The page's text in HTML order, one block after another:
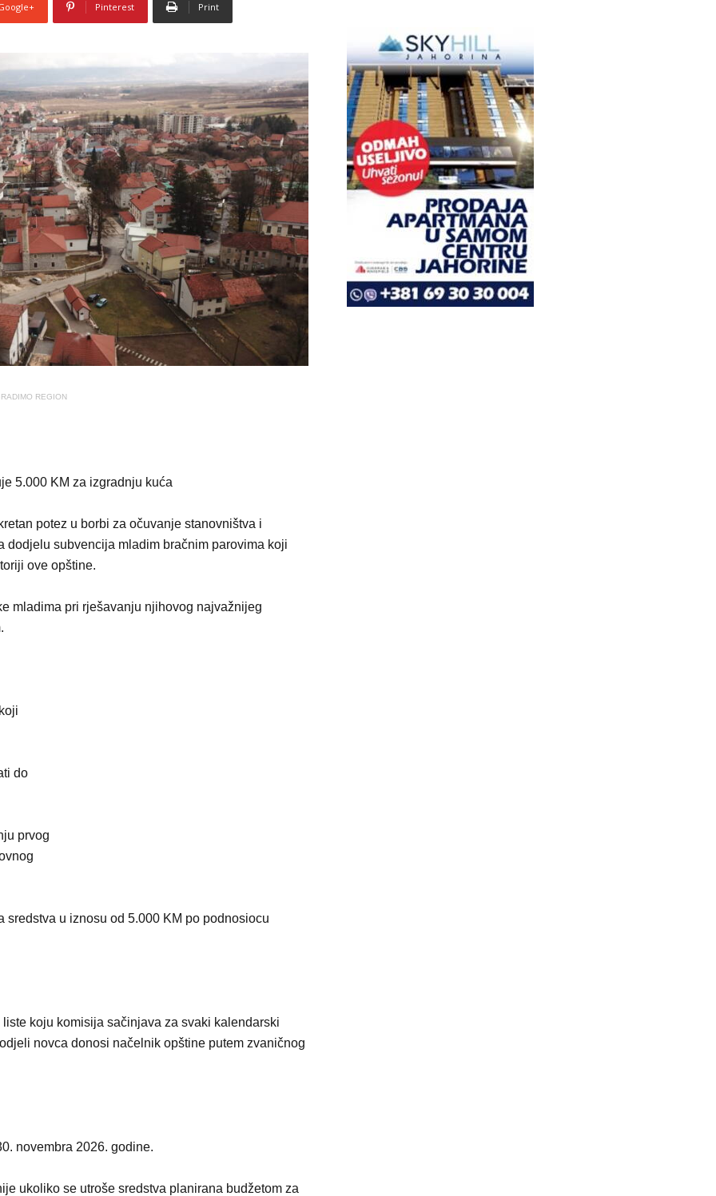
Pinterest Print
REGION
5.000 KM za izgradnju kuća
potez u borbi za očuvanje stanovništva i
subvencija mladim bračnim parovima koji
ove opštine.
mladima pri rješavanju njihovog najvažnijeg
do
prvog
sredstva u iznosu od 5.000 KM po podnosiocu
koju komisija sačinjava za svaki kalendarski
novca donosi načelnik opštine putem zvaničnog
novembra 2026. godine.
ukoliko se utroše sredstva planirana budžetom za